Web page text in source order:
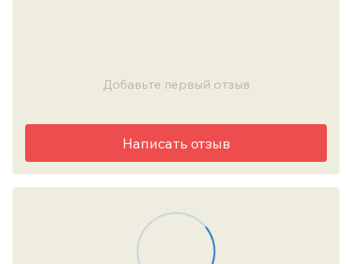
Добавьте первый отзыв
Написать отзыв